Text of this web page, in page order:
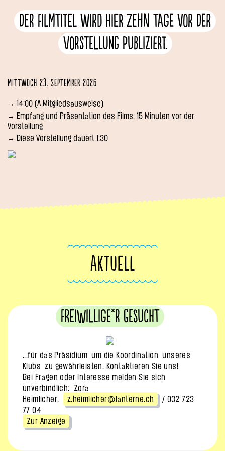
Der Filmtitel wird hier zehn Tage vor der
Vorstellung publiziert.
Mittwoch 23. September 2026
→ 14:00 (A Mitgliedsausweise)
→ Empfang und Präsentation des Films: 15 Minuten vor der
Vorstellung
→ Diese Vorstellung dauert 1:30
AKTUELL
Freiwillige*r gesucht
...für das Präsidium um die Koordination unseres
Klubs zu gewährleisten. Kontaktieren Sie uns!
Bei Fragen oder Interesse melden Sie sich
unverbindlich: Zora
Heimlicher,
z.heimlicher@lanterne.ch
/ 032 723
77 04
Zur Anzeige